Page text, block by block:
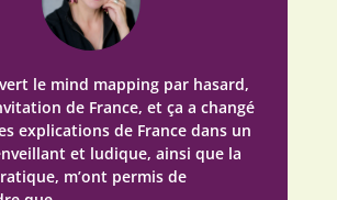
le mind mapping par hasard,
de France, et ça a changé
explications de Francedans un
et ludique, ainsi que la
m’ont permis de